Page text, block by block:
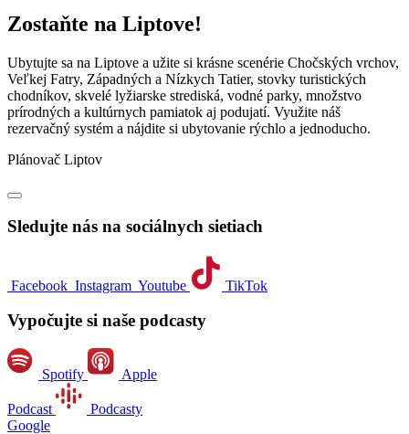
Zostaňte na Liptove!
Ubytujte sa na Liptove a užite si krásne scenérie Chočských vrchov,
Veľkej Fatry, Západných a Nízkych Tatier, stovky turistických
chodníkov, skvelé lyžiarske strediská, vodné parky, množstvo
prírodných a kultúrnych pamiatok aj podujatí. Využite náš
rezervačný systém a nájdite si ubytovanie rýchlo a jednoducho.
Plánovač Liptov
Sledujte nás na sociálnych sietiach
Facebook Instagram Youtube TikTok
Vypočujte si naše podcasty
Spotify Apple
Podcast
Podcasty
Google